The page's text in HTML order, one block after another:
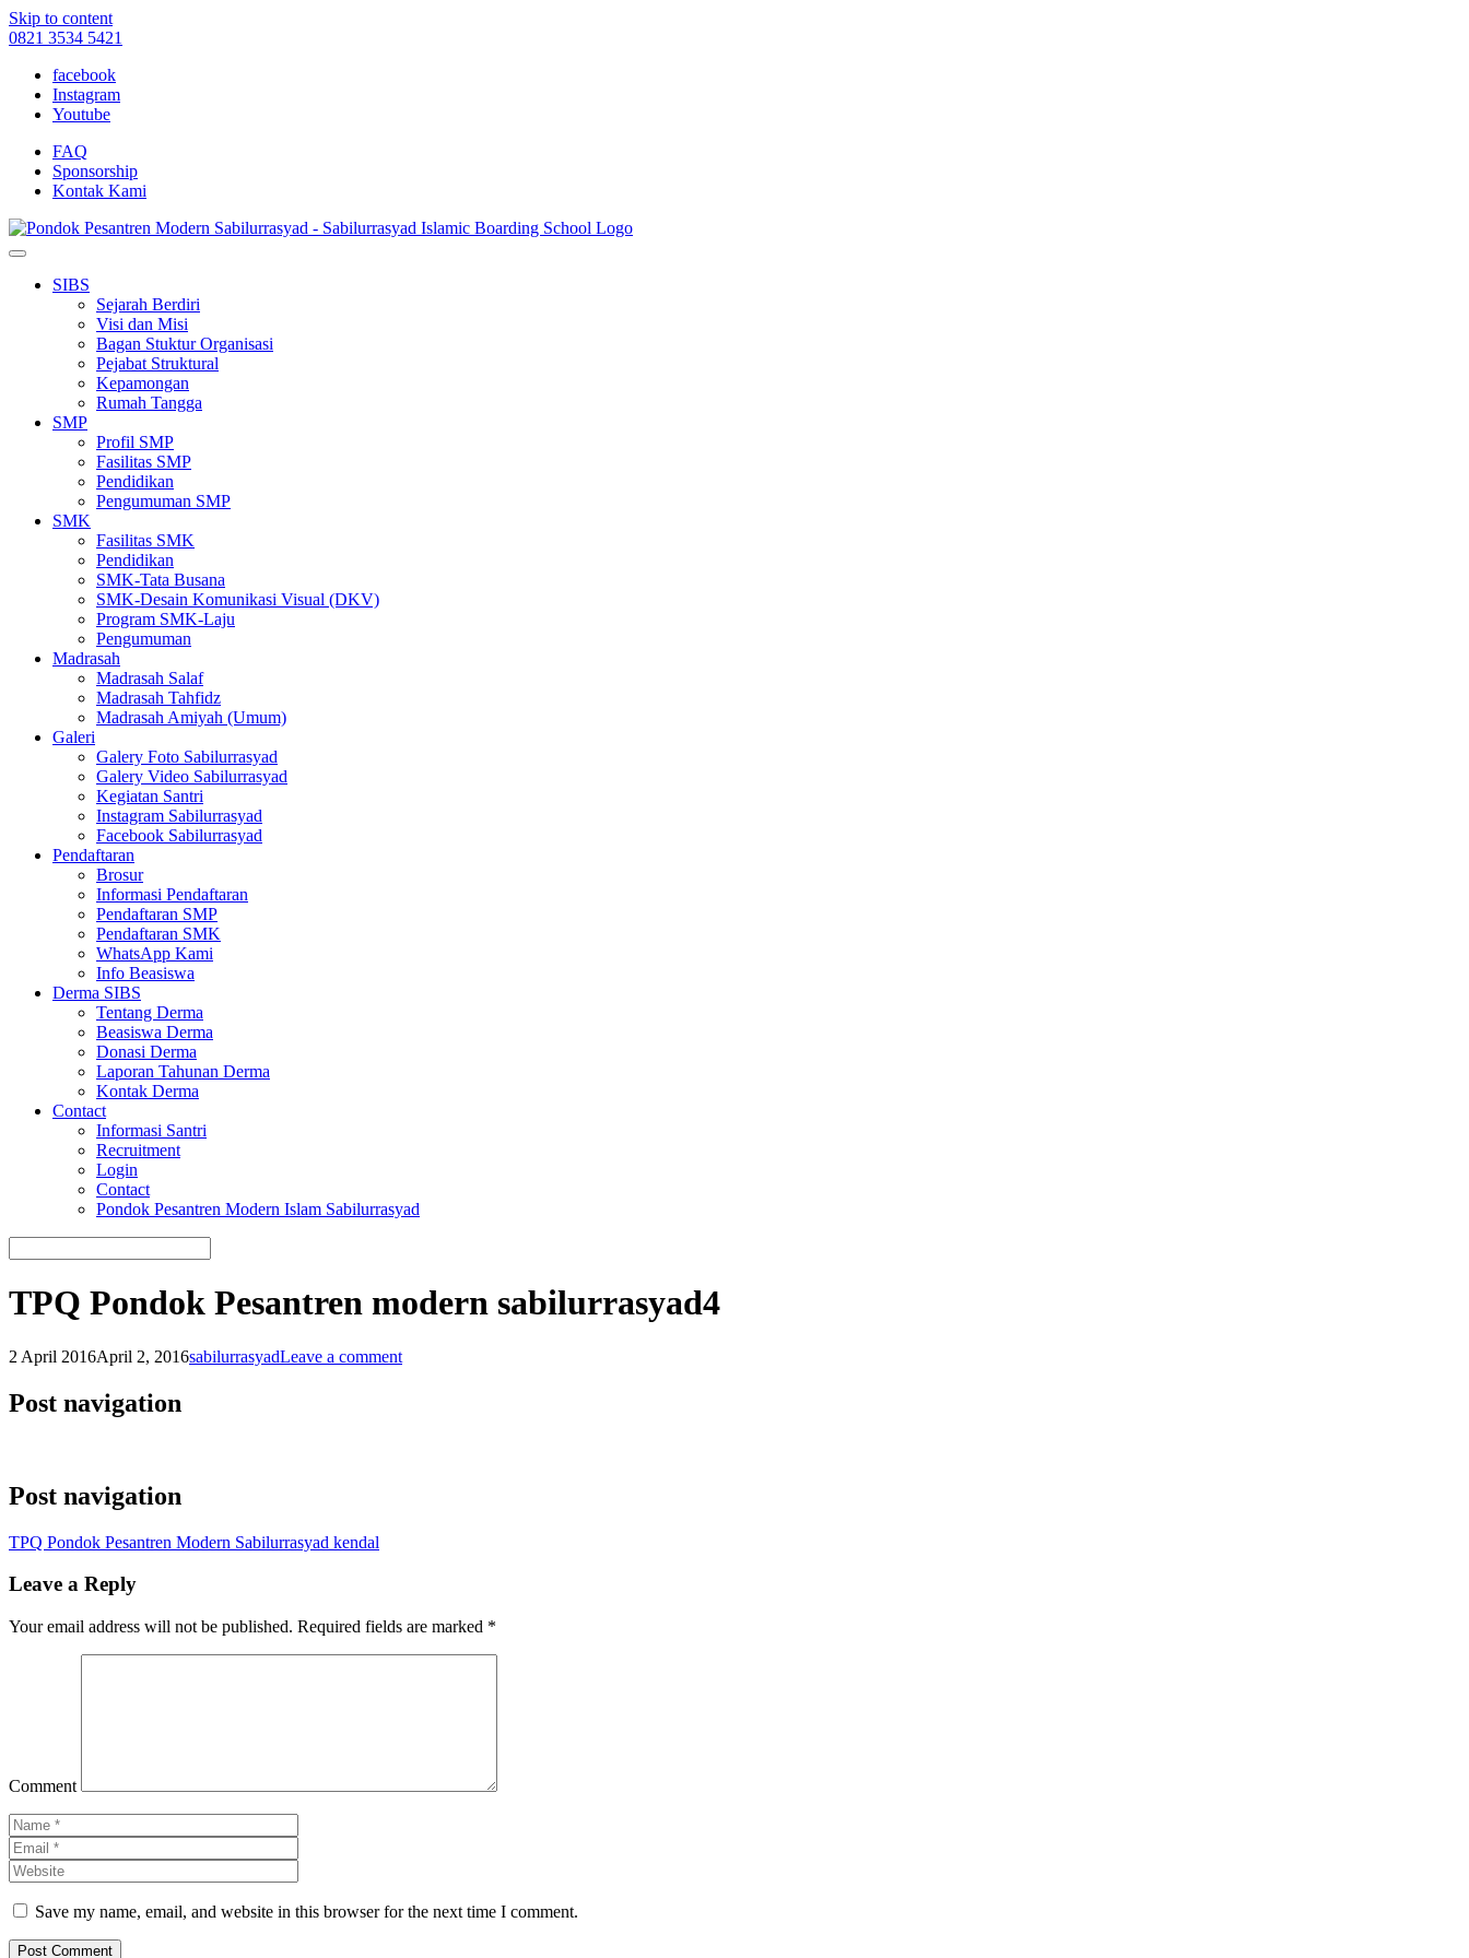
Skip to content
0821 3534 5421
facebook
Instagram
Youtube
FAQ
Sponsorship
Kontak Kami
SIBS
Sejarah Berdiri
Visi dan Misi
Bagan Stuktur Organisasi
Pejabat Struktural
Kepamongan
Rumah Tangga
SMP
Profil SMP
Fasilitas SMP
Pendidikan
Pengumuman SMP
SMK
Fasilitas SMK
Pendidikan
SMK-Tata Busana
SMK-Desain Komunikasi Visual (DKV)
Program SMK-Laju
Pengumuman
Madrasah
Madrasah Salaf
Madrasah Tahfidz
Madrasah Amiyah (Umum)
Galeri
Galery Foto Sabilurrasyad
Galery Video Sabilurrasyad
Kegiatan Santri
Instagram Sabilurrasyad
Facebook Sabilurrasyad
Pendaftaran
Brosur
Informasi Pendaftaran
Pendaftaran SMP
Pendaftaran SMK
WhatsApp Kami
Info Beasiswa
Derma SIBS
Tentang Derma
Beasiswa Derma
Donasi Derma
Laporan Tahunan Derma
Kontak Derma
Contact
Informasi Santri
Recruitment
Login
Contact
Pondok Pesantren Modern Islam Sabilurrasyad
TPQ Pondok Pesantren modern sabilurrasyad4
2 April 2016April 2, 2016sabilurrasyadLeave a comment
Post navigation
Post navigation
TPQ Pondok Pesantren Modern Sabilurrasyad kendal
Leave a Reply
Your email address will not be published. Required fields are marked *
Comment
Save my name, email, and website in this browser for the next time I comment.